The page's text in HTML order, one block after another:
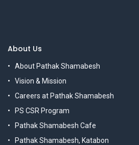
About Us
About Pathak Shamabesh
Vision & Mission
Careers at Pathak Shamabesh
PS CSR Program
Pathak Shamabesh Cafe
Pathak Shamabesh, Katabon